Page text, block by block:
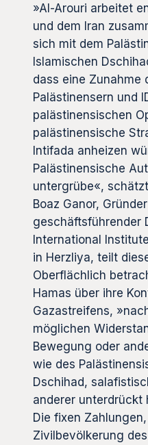
»Al-Arouri arbeitet
und dem Iran
sich mit dem
Islamischen
dass eine Zunahme
Palästinensern und
palästinensischen
palästinensische
Intifada anheizen
Palästinensische
untergrübe«,
Boaz Ganor,
geschäftsführender
International
in Herzliya, teilt
Oberflächlich
Hamas über ihre
Gazastreifens,
möglichen
Bewegung oder
wie des
Dschihad,
anderer unterdrückt
Die fixen
Zivilbevölkerung